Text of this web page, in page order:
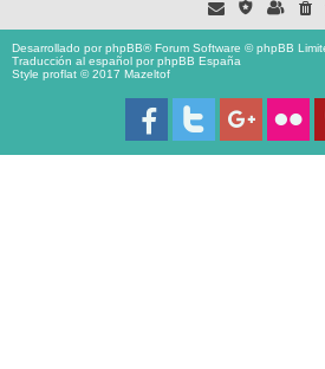
Desarrollado porphpBB® Forum Software © phpBB
Traducción al español porphpBB España
Style proflat © 2017 Mazeltof